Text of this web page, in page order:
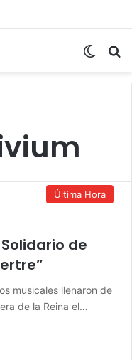
Última Hora
de
musicales llenaron de
de la Reina el…